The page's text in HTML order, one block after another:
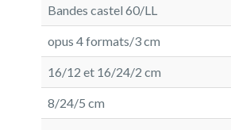
Bandes castel 60/LL
opus 4 formats/3 cm
16/12 et 16/24/2 cm
8/24/5 cm